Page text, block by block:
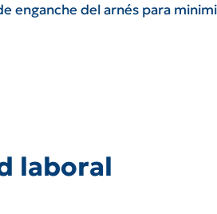
del arnés para
laboral